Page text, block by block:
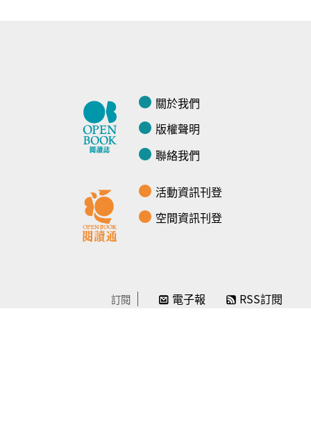
關於我們
版權聲明
聯絡我們
活動資訊刊登
空間資訊刊登
訂閱 電子報 RSS訂閱